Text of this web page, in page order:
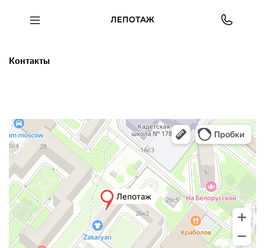
Контакты